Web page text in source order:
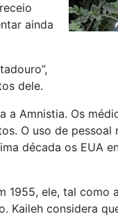
ainda
dele.
a Amnistia. Os
O uso de
década os EUA
1955, ele, tal como
Kaileh considera